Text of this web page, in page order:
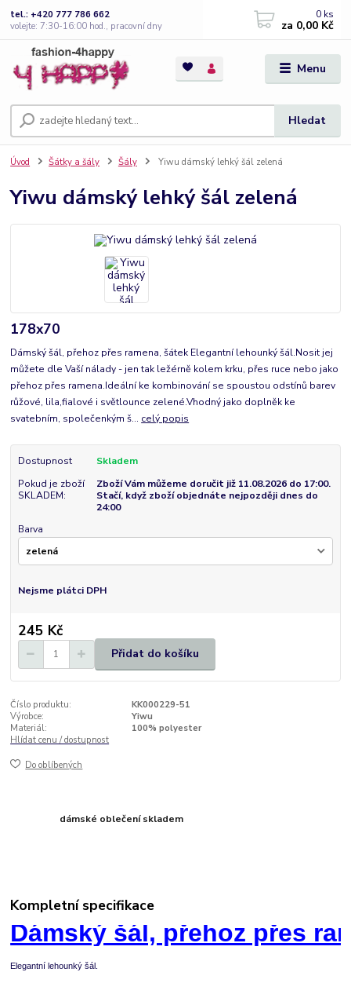
Menu
Hledat
tel.: +420 777 786 662
volejte: 7:30-16:00 hod., pracovní dny
0 ks
za 0,00 Kč
Úvod Šátky a šály Šály Yiwu dámský lehký šál zelená
Yiwu dámský lehký šál zelená
178x70
Dámský šál, přehoz přes ramena, šátek Elegantní lehounký šál.Nosit jej
můžete dle Vaší nálady - jen tak ležérně kolem krku, přes ruce nebo jako
přehoz přes ramena.Ideální ke kombinování se spoustou odstínů barev
růžové, lila,fialové i světlounce zelené.Vhodný jako doplněk ke
svatebním, společenkým š... celý popis
Dostupnost
Skladem
Pokud je zboží
SKLADEM:
Zboží Vám můžeme doručit již 11.08.2026 do 17:00.
Stačí, když zboží objednáte nejpozději dnes do
24:00
Barva
Nejsme plátci DPH
245 Kč
Přidat do košíku
Číslo produktu:
KK000229-51
Výrobce:
Yiwu
Materiál:
100% polyester
Hlídat cenu / dostupnost
Do oblíbených
dámské oblečení skladem
Kompletní specifikace
Dámský šál, přehoz přes
Elegantní lehounký šál.